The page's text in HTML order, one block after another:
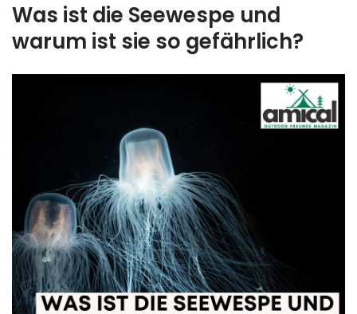
Was ist die Seewespe und
warum ist sie so gefährlich?